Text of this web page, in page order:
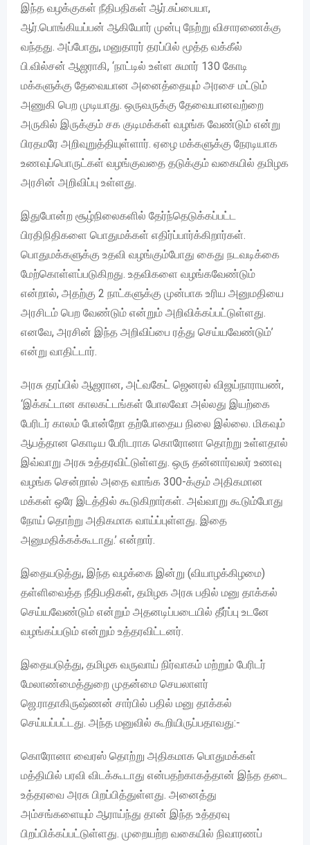
இந்த வழக்குகள் நீதிபதிகள் ஆர்.சுப்பையா,
ஆர்.பொங்கியப்பன் ஆகியோர் முன்பு நேற்று விசாரணைக்கு
வந்தது. அப்போது, மனுதாரர் தரப்பில் மூத்த வக்கீல்
பி.வில்சன் ஆஜராகி, ‘நாட்டில் உள்ள சுமார் 130 கோடி
மக்களுக்கு தேவையான அனைத்தையும் அரசை மட்டும்
அணுகி பெற முடியாது. ஒருவருக்கு தேவையானவற்றை
அருகில் இருக்கும் சக குடிமக்கள் வழங்க வேண்டும் என்று
பிரதமரே அறிவுறுத்தியுள்ளார். ஏழை மக்களுக்கு நேரடியாக
உணவுப்பொருட்கள் வழங்குவதை தடுக்கும் வகையில் தமிழக
அரசின் அறிவிப்பு உள்ளது.
இதுபோன்ற சூழ்நிலைகளில் தேர்ந்தெடுக்கப்பட்ட
பிரதிநிதிகளை பொதுமக்கள் எதிர்ப்பார்க்கிறார்கள்.
பொதுமக்களுக்கு உதவி வழங்கும்போது கைது நடவடிக்கை
மேற்கொள்ளப்படுகிறது. உதவிகளை வழங்கவேண்டும்
என்றால், அதற்கு 2 நாட்களுக்கு முன்பாக உரிய அனுமதியை
அரசிடம் பெற வேண்டும் என்றும் அறிவிக்கப்பட்டுள்ளது.
எனவே, அரசின் இந்த அறிவிப்பை ரத்து செய்யவேண்டும்’
என்று வாதிட்டார்.
அரசு தரப்பில் ஆஜரான, அட்வகேட் ஜெனரல் விஜய்நாராயண்,
‘இக்கட்டான காலகட்டங்கள் போலவோ அல்லது இயற்கை
பேரிடர் காலம் போன்றோ தற்போதைய நிலை இல்லை. மிகவும்
ஆபத்தான கொடிய பேரிடராக கொரோனா தொற்று உள்ளதால்
இவ்வாறு அரசு உத்தரவிட்டுள்ளது. ஒரு தன்னார்வலர் உணவு
வழங்க சென்றால் அதை வாங்க 300-க்கும் அதிகமான
மக்கள் ஒரே இடத்தில் கூடுகிறார்கள். அவ்வாறு கூடும்போது
நோய் தொற்று அதிகமாக வாய்ப்புள்ளது. இதை
அனுமதிக்கக்கூடாது.’ என்றார்.
இதையடுத்து, இந்த வழக்கை இன்று (வியாழக்கிழமை)
தள்ளிவைத்த நீதிபதிகள், தமிழக அரசு பதில் மனு தாக்கல்
செய்யவேண்டும் என்றும் அதனடிப்படையில் தீர்ப்பு உடனே
வழங்கப்படும் என்றும் உத்தரவிட்டனர்.
இதையடுத்து, தமிழக வருவாய் நிர்வாகம் மற்றும் பேரிடர்
மேலாண்மைத்துறை முதன்மை செயலாளர்
ஜெ.ராதாகிருஷ்ணன் சார்பில் பதில் மனு தாக்கல்
செய்யப்பட்டது. அந்த மனுவில் கூறியிருப்பதாவது:-
கொரோனா வைரஸ் தொற்று அதிகமாக பொதுமக்கள்
மத்தியில் பரவி விடக்கூடாது என்பதற்காகத்தான் இந்த தடை
உத்தரவை அரசு பிறப்பித்துள்ளது. அனைத்து
அம்சங்களையும் ஆராய்ந்து தான் இந்த உத்தரவு
பிறப்பிக்கப்பட்டுள்ளது. முறையற்ற வகையில் நிவாரணப்